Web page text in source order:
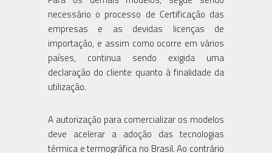
necessário o processo de Certificação das
empresas e as devidas licenças de
importação, e assim como ocorre em vários
países, continua sendo exigida uma
declaração do cliente quanto à finalidade da
utilização.
A autorização para comercializar os modelos
deve acelerar a adoção das tecnologias
térmica e termográfica no Brasil. Ao contrário